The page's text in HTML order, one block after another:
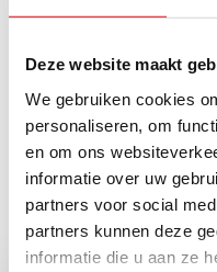
Deze website maakt
We gebruiken cookies
personaliseren, om
en om ons
informatie over uw
partners voor social
partners kunnen deze
informatie die u aan ze
+
Wanneer
uw regio?
Geldt niet voor